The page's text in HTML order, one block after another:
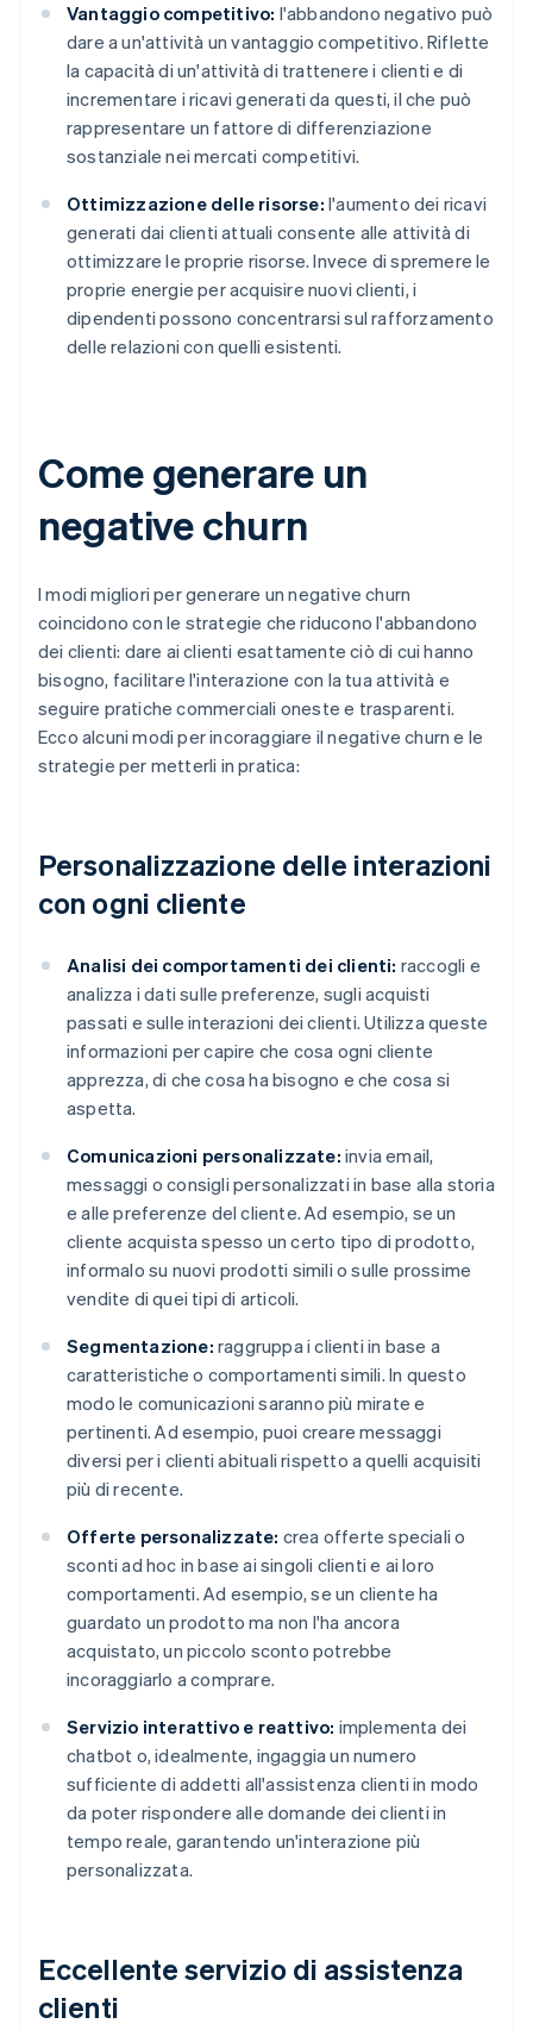
Vantaggio competitivo: l'abbandono negativo può
dare a un'attività un vantaggio competitivo. Riflette
la capacità di un'attività di trattenere i clienti e di
incrementare i ricavi generati da questi, il che può
rappresentare un fattore di differenziazione
sostanziale nei mercati competitivi.
Ottimizzazione delle risorse: l'aumento dei ricavi
generati dai clienti attuali consente alle attività di
ottimizzare le proprie risorse. Invece di spremere le
proprie energie per acquisire nuovi clienti, i
dipendenti possono concentrarsi sul rafforzamento
delle relazioni con quelli esistenti.
Come generare un
negative churn
I modi migliori per generare un negative churn
coincidono con le strategie che riducono l'abbandono
dei clienti: dare ai clienti esattamente ciò di cui hanno
bisogno, facilitare l'interazione con la tua attività e
seguire pratiche commerciali oneste e trasparenti.
Ecco alcuni modi per incoraggiare il negative churn e le
strategie per metterli in pratica:
Personalizzazione delle interazioni
con ogni cliente
Analisi dei comportamenti dei clienti: raccogli e
analizza i dati sulle preferenze, sugli acquisti
passati e sulle interazioni dei clienti. Utilizza queste
informazioni per capire che cosa ogni cliente
apprezza, di che cosa ha bisogno e che cosa si
aspetta.
Comunicazioni personalizzate: invia email,
messaggi o consigli personalizzati in base alla storia
e alle preferenze del cliente. Ad esempio, se un
cliente acquista spesso un certo tipo di prodotto,
informalo su nuovi prodotti simili o sulle prossime
vendite di quei tipi di articoli.
Segmentazione: raggruppa i clienti in base a
caratteristiche o comportamenti simili. In questo
modo le comunicazioni saranno più mirate e
pertinenti. Ad esempio, puoi creare messaggi
diversi per i clienti abituali rispetto a quelli acquisiti
più di recente.
Offerte personalizzate: crea offerte speciali o
sconti ad hoc in base ai singoli clienti e ai loro
comportamenti. Ad esempio, se un cliente ha
guardato un prodotto ma non l'ha ancora
acquistato, un piccolo sconto potrebbe
incoraggiarlo a comprare.
Servizio interattivo e reattivo: implementa dei
chatbot o, idealmente, ingaggia un numero
sufficiente di addetti all'assistenza clienti in modo
da poter rispondere alle domande dei clienti in
tempo reale, garantendo un'interazione più
personalizzata.
Eccellente servizio di assistenza
clienti